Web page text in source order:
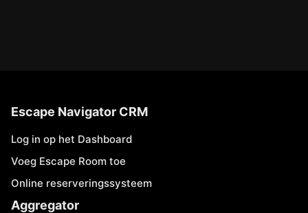
Escape Navigator CRM
Log in op het Dashboard
Voeg Escape Room toe
Online reserveringssysteem
Aggregator